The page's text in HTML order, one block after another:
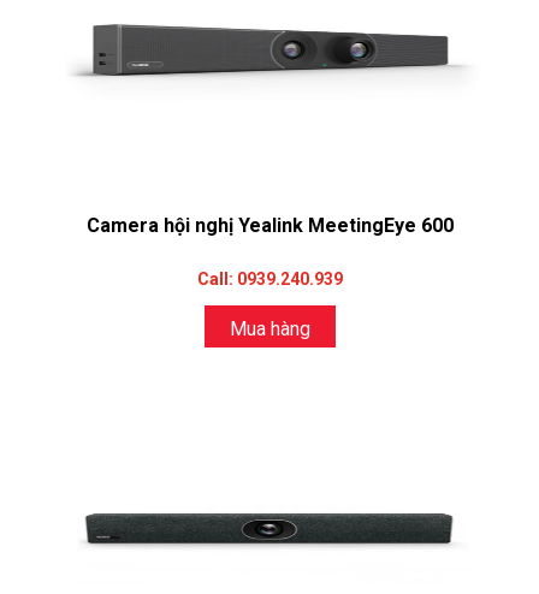
Camera hội nghị Yealink MeetingEye 600
Call: 0939.240.939
Mua hàng